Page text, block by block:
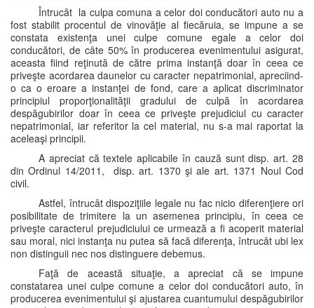
Întrucât la culpa comuna a celor doi conducători auto nu a
fost stabilit procentul de vinovăţie al fiecăruia, se impune a se
constata existenţa unei culpe comune egale a celor doi
conducători, de câte 50% în producerea evenimentului asigurat,
aceasta fiind reţinută de către prima instanţă doar în ceea ce
priveşte acordarea daunelor cu caracter nepatrimonial, apreciind-
o ca o eroare a instanţei de fond, care a aplicat discriminator
principiul proporţionalităţii gradului de culpă în acordarea
despăgubirilor doar în ceea ce priveşte prejudiciul cu caracter
nepatrimonial, iar referitor la cel material, nu s-a mai raportat la
aceleaşi principii.
A apreciat că textele aplicabile în cauză sunt disp. art. 28
din Ordinul 14/2011, disp. art. 1370 şi ale art. 1371 Noul Cod
civil.
Astfel, întrucât dispoziţiile legale nu fac nicio diferenţiere ori
posibilitate de trimitere la un asemenea principiu, în ceea ce
priveşte caracterul prejudiciului ce urmează a fi acoperit material
sau moral, nici instanţa nu putea să facă diferenţa, întrucât ubi lex
non distinguii nec nos distinguere debemus.
Faţă de această situaţie, a apreciat că se impune
constatarea unei culpe comune a celor doi conducători auto, în
producerea evenimentului şi ajustarea cuantumului despăgubirilor